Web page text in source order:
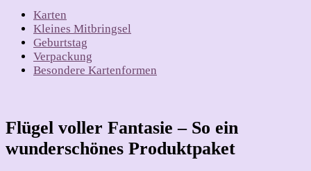
Karten
Kleines Mitbringsel
Geburtstag
Verpackung
Besondere Kartenformen
Flügel voller Fantasie – So ein
wunderschönes Produktpaket